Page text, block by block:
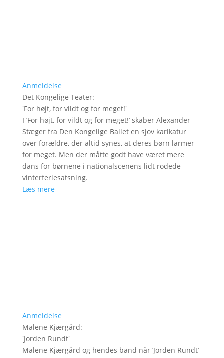
Anmeldelse
Det Kongelige Teater:
'For højt, for vildt og for meget!'
I ’For højt, for vildt og for meget!’ skaber Alexander
Stæger fra Den Kongelige Ballet en sjov karikatur
over forældre, der altid synes, at deres børn larmer
for meget. Men der måtte godt have været mere
dans for børnene i nationalscenens lidt rodede
vinterferiesatsning.
Læs mere
Anmeldelse
Malene Kjærgård:
'Jorden Rundt'
Malene Kjærgård og hendes band når ’Jorden Rundt’